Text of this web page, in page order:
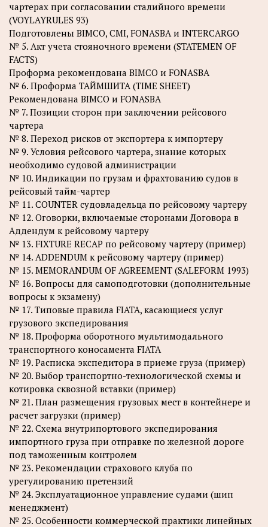
чартерах при согласовании сталийного времени
(VOYLAYRULES 93)
Подготовлены BIMCO, CMI, FONASBA и INTERCARGO
№ 5. Акт учета стояночного времени (STATEMEN OF
FACTS)
Проформа рекомендована BIMCO и FONASBA
№ 6. Проформа ТАЙМШИТА (TIME SHEET)
Рекомендована BIMCO и FONASBA
№ 7. Позиции сторон при заключении рейсового
чартера
№ 8. Переход рисков от экспортера к импортеру
№ 9. Условия рейсового чартера, знание которых
необходимо судовой администрации
№ 10. Индикации по грузам и фрахтованию судов в
рейсовый тайм-чартер
№ 11. COUNTER судовладельца по рейсовому чартеру
№ 12. Оговорки, включаемые сторонами Договора в
Аддендум к рейсовому чартеру
№ 13. FIXTURE RECAP по рейсовому чартеру (пример)
№ 14. ADDENDUM к рейсовому чартеру (пример)
№ 15. MEMORANDUM OF AGREEMENT (SALEFORM 1993)
№ 16. Вопросы для самоподготовки (дополнительные
вопросы к экзамену)
№ 17. Типовые правила FIATA, касающиеся услуг
грузового экспедирования
№ 18. Проформа оборотного мультимодального
транспортного коносамента FIATA
№ 19. Расписка экспедитора в приеме груза (пример)
№ 20. Выбор транспортно-технологической схемы и
котировка сквозной вставки (пример)
№ 21. План размещения грузовых мест в контейнере и
расчет загрузки (пример)
№ 22. Схема внутрипортового экспедирования
импортного груза при отправке по железной дороге
под таможенным контролем
№ 23. Рекомендации страхового клуба по
урегулированию претензий
№ 24. Эксплуатационное управление судами (шип
менеджмент)
№ 25. Особенности коммерческой практики линейных